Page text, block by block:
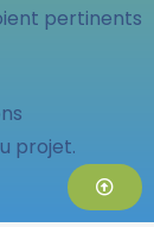
pertinents
projet.